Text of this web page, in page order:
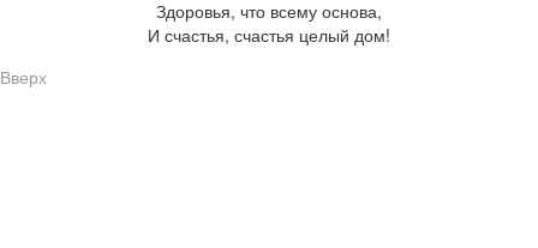
Здоровья, что всему основа,
И счастья, счастья целый дом!
Вверх